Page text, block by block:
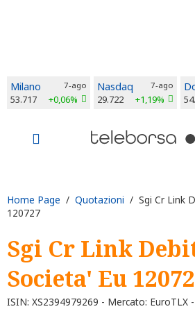
Milano 7-ago
53.717 +0,06%
Nasdaq 7-ago
29.722 +1,19%
Home Page / Quotazioni / Sgi Cr Link
120727
Sgi Cr Link
Societa' Eu
ISIN: XS2394979269 - Mercato: EuroTLX